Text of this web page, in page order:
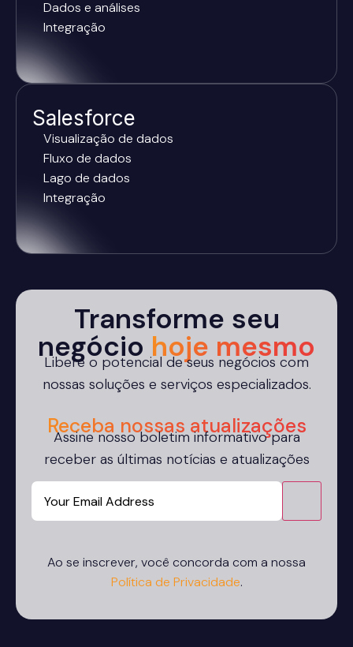
Dados e análises
Integração
Salesforce
Visualização de dados
Fluxo de dados
Lago de dados
Integração
Transforme seu
negócio hoje mesmo
Libere o potencial de seus negócios com
nossas soluções e serviços especializados.
Receba nossas atualizações
Assine nosso boletim informativo para
receber as últimas notícias e atualizações
Email
CAPTCHA
Ao se inscrever, você concorda com a nossa
Política de Privacidade.